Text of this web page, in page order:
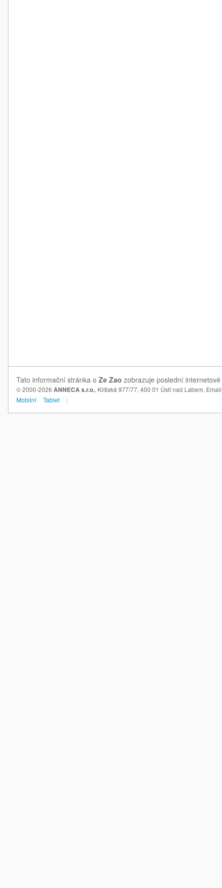
Tato informační stránka o Ze Zao zobrazuje poslední
© 2000-2026 ANNECA s.r.o., Klíšská 977/77, 400 01 Ústí nad Labem,
Mobilní
Tablet |